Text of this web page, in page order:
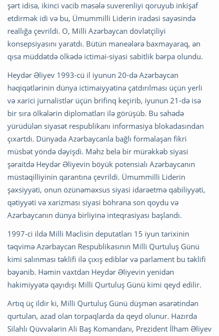
şərt idisə, ikinci vacib məsələ suverenliyi qoruyub inkişaf
etdirmək idi və bu, Ümummilli Liderin iradəsi sayəsində
reallığa çevrildi. O, Milli Azərbaycan dövlətçiliyi
konsepsiyasını yaratdı. Bütün maneələrə baxmayaraq, ən
qısa müddətdə ölkədə ictimai-siyasi sabitlik bərpa olundu.
Heydər Əliyev 1993-cü il iyunun 20-də Azərbaycan
həqiqətlərinin dünya ictimaiyyətinə çatdırılması üçün yerli
və xarici jurnalistlər üçün brifinq keçirib, iyunun 21-də isə
bir sıra ölkələrin diplomatları ilə görüşüb. Bu sahədə
yürüdülən siyasət respublikanı informasiya blokadasından
çıxartdı. Dünyada Azərbaycanla bağlı formalaşan fikri
müsbət yöndə dəyişdi. Məhz belə bir mürəkkəb siyasi
şəraitdə Heydər Əliyevin böyük potensialı Azərbaycanın
müstəqilliyinin qarantına çevrildi. Ümummilli Liderin
şəxsiyyəti, onun özünəməxsus siyasi idarəetmə qabiliyyəti,
qətiyyəti və xarizması siyasi böhrana son qoydu və
Azərbaycanın dünya birliyinə inteqrasiyası başlandı.
1997-ci ildə Milli Məclisin deputatları 15 iyun tarixinin
təqvimə Azərbaycan Respublikasının Milli Qurtuluş Günü
kimi salınması təklifi ilə çıxış ediblər və parlament bu təklifi
bəyənib. Həmin vaxtdan Heydər Əliyevin yenidən
hakimiyyətə qayıdışı Milli Qurtuluş Günü kimi qeyd edilir.
Artıq üç ildir ki, Milli Qurtuluş Günü düşmən əsarətindən
qurtulan, azad olan torpaqlarda da qeyd olunur. Hazırda
Silahlı Qüvvələrin Ali Baş Komandanı, Prezident İlham Əliyev